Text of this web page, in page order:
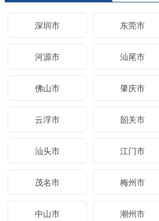
深圳市 东莞市
河源市 汕尾市
佛山市 肇庆市
云浮市 韶关市
汕头市 江门市
茂名市 梅州市
中山市 潮州市